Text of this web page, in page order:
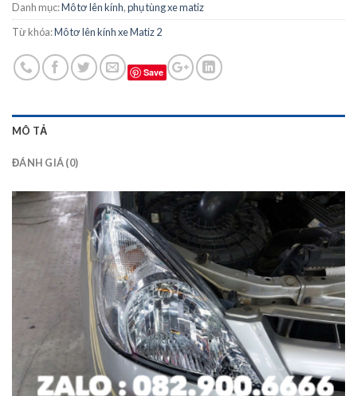
Danh mục:Mô tơ lên kính,phụ tùng xe matiz
Từ khóa:Mô tơ lên kính xe Matiz 2
Save
MÔ TẢ
ĐÁNH GIÁ (0)